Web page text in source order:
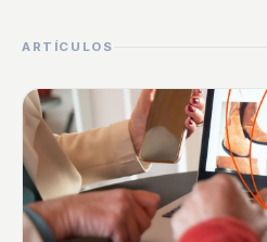
ARTÍCULOS